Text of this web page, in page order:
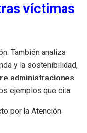
víctimas
También analiza
y la sostenibilidad,
administraciones
ejemplos que cita:
por la Atención